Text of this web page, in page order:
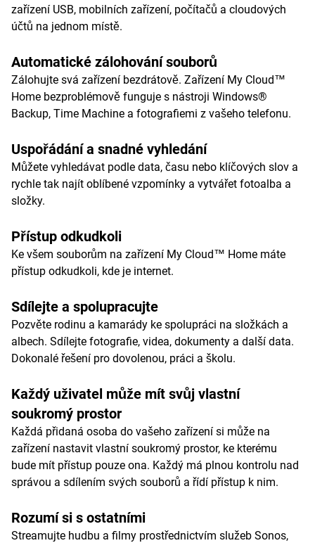
zařízení USB, mobilních zařízení, počítačů a cloudových
účtů na jednom místě.
Automatické zálohování souborů
Zálohujte svá zařízení bezdrátově. Zařízení My Cloud™
Home bezproblémově funguje s nástroji Windows®
Backup, Time Machine a fotografiemi z vašeho telefonu.
Uspořádání a snadné vyhledání
Můžete vyhledávat podle data, času nebo klíčových slov a
rychle tak najít oblíbené vzpomínky a vytvářet fotoalba a
složky.
Přístup odkudkoli
Ke všem souborům na zařízení My Cloud™ Home máte
přístup odkudkoli, kde je internet.
Sdílejte a spolupracujte
Pozvěte rodinu a kamarády ke spolupráci na složkách a
albech. Sdílejte fotografie, videa, dokumenty a další data.
Dokonalé řešení pro dovolenou, práci a školu.
Každý uživatel může mít svůj vlastní
soukromý prostor
Každá přidaná osoba do vašeho zařízení si může na
zařízení nastavit vlastní soukromý prostor, ke kterému
bude mít přístup pouze ona. Každý má plnou kontrolu nad
správou a sdílením svých souborů a řídí přístup k nim.
Rozumí si s ostatními
Streamujte hudbu a filmy prostřednictvím služeb Sonos,